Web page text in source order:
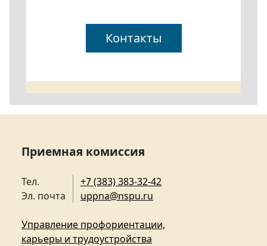
Контакты
Приемная комиссия
Тел.
Эл. почта
+7 (383) 383-32-42
uppna@nspu.ru
Управление профориентации,
карьеры и трудоустройства